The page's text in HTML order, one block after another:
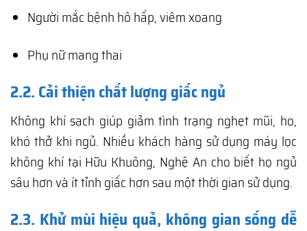
Người mắc bệnh hô hấp, viêm xoang
Phụ nữ mang thai
2.2. Cải thiện chất lượng giấc ngủ
Không khí sạch giúp giảm tình trạng nghẹt mũi, ho,
khó thở khi ngủ. Nhiều khách hàng sử dụng máy lọc
không khí tại Hữu Khuông, Nghệ An cho biết họ ngủ
sâu hơn và ít tỉnh giấc hơn sau một thời gian sử dụng.
2.3. Khử mùi hiệu quả, không gian sống dễ